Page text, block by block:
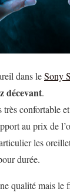
dans leSony
décevant.
très confortable
au prix de
les
durée.
qualité mais le